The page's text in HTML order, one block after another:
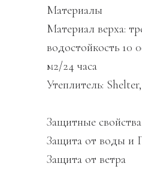
Материалы
Материал верха:
водостойкость 10
м2/24 часа
Утеплитель:
Защитные свойства
Защита от воды
Защита от ветра